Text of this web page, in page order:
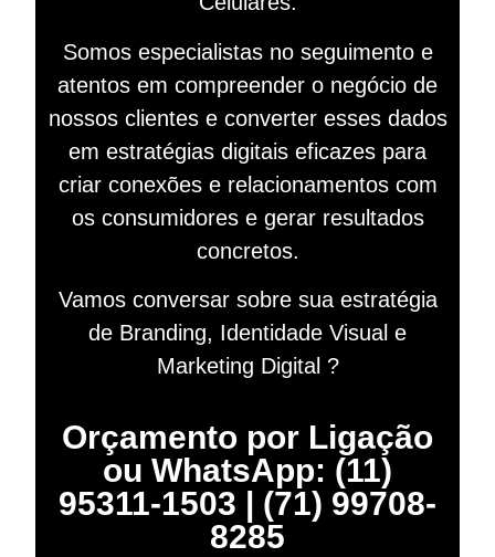
Somos especialistas no seguimento e
atentos em compreender o negócio de
nossos clientes e converter esses dados
em estratégias digitais eficazes para
criar conexões e relacionamentos com
os consumidores e gerar resultados
concretos.
Vamos conversar sobre sua estratégia
de Branding, Identidade Visual e
Marketing Digital ?
Orçamento por Ligação
ou WhatsApp: (11)
95311-1503 | (71) 99708-
8285